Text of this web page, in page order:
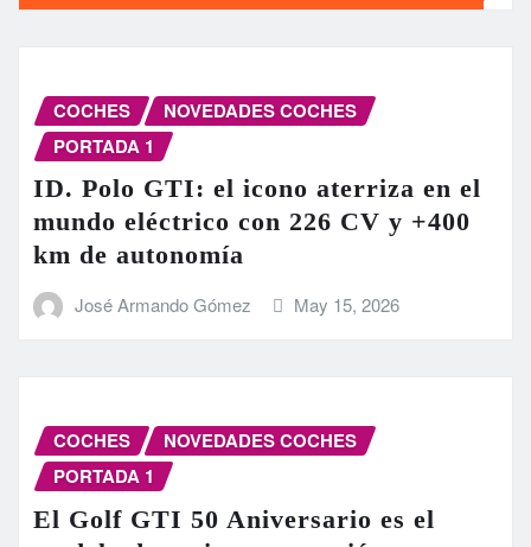
COCHES
NOVEDADES COCHES
PORTADA 1
ID. Polo GTI: el icono aterriza en el
mundo eléctrico con 226 CV y +400
km de autonomía
José Armando Gómez May 15, 2026
COCHES
NOVEDADES COCHES
PORTADA 1
El Golf GTI 50 Aniversario es el